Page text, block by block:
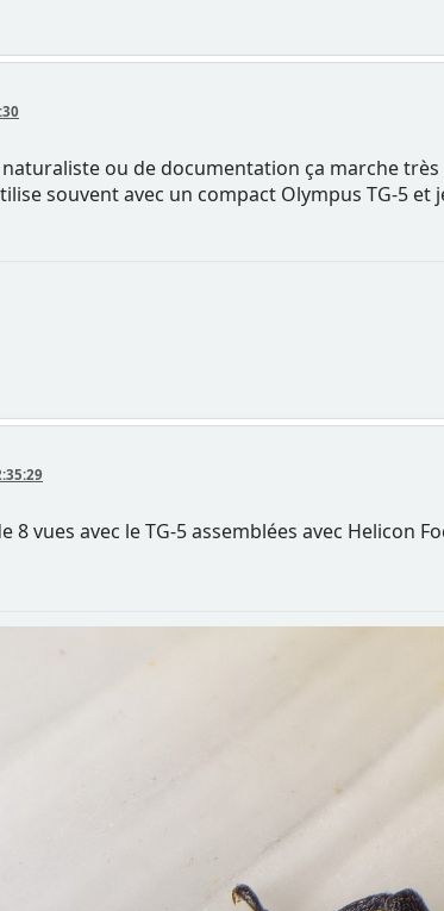
ou de documentation ça marche
souvent avec un compact Olympus TG-5
8 vues avec le TG-5 assemblées avec Helicon